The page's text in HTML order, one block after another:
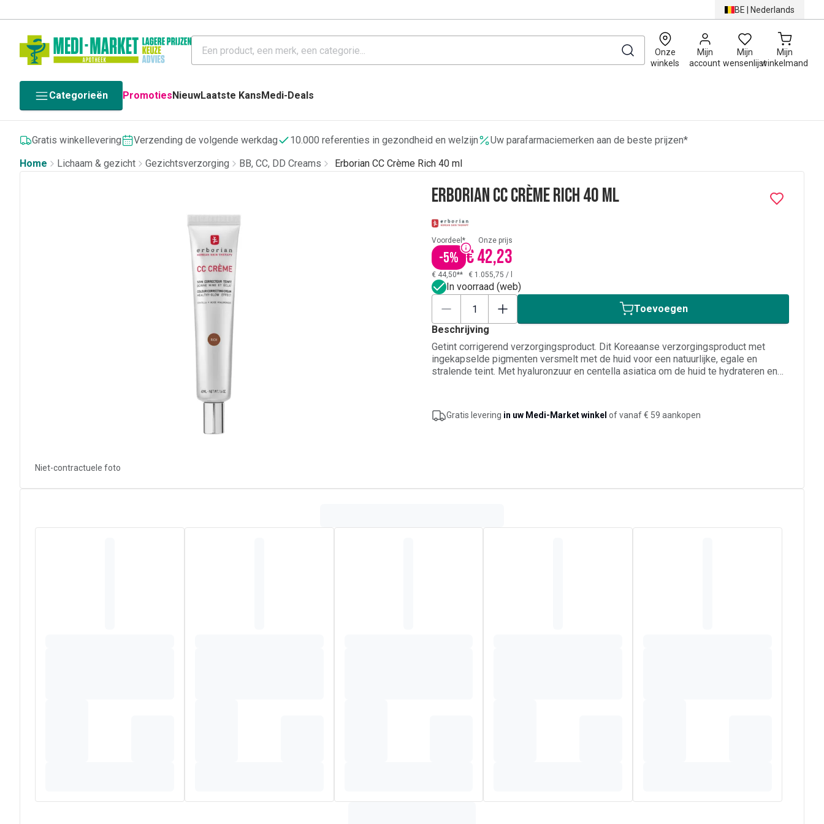
BE | Nederlands
Onze
winkels
Mijn
account
Mijn
wensenlijst
Mijn
winkelmand
0
Categorieën PromotiesNieuwLaatste KansMedi-Deals
Gratis winkellevering Verzending de volgende werkdag 10.000 referenties in gezondheid en welzijn
Uw parafarmaciemerken aan de beste prijzen*
Home
Lichaam & gezicht Gezichtsverzorging BB, CC, DD Creams Erborian CC Crème Rich 40 ml
Niet-contractuele foto
Erborian CC Crème Rich 40 ml
Voordeel*
-5%
Onze prijs
€ 42,23
€ 44,50** € 1.055,75 /
In voorraad (web)
Toevoegen
Beschrijving
Getint corrigerend verzorgingsproduct. Dit Koreaanse verzorgingsproduct met
ingekapselde pigmenten versmelt met de huid voor een natuurlijke, egale en
stralende teint. Met hyaluronzuur en centella asiatica om de huid te hydrateren en
Gratis levering in uw Medi-Market winkel of vanaf € 59 aankopen